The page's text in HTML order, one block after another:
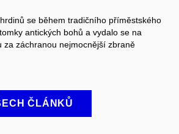
se během tradičního příměstského
antických bohů a vydalo se na
za záchranou nejmocnější zbraně
ČLÁNKŮ